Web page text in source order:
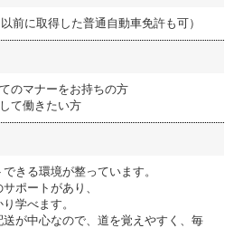
前に取得した普通自動車免許も可）
のマナーをお持ちの方
て働きたい方
きる環境が整っています。
ポートがあり、
学べます。
が中心なので、道を覚えやすく、毎